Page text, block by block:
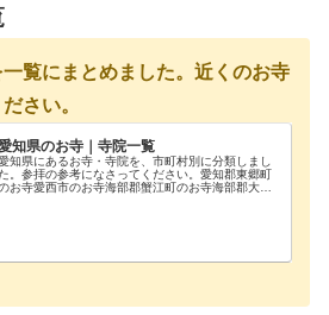
覧にまとめました。近くのお寺
さい。
知県のお寺｜寺院一覧
知県にあるお寺・寺院を、市町村別に分類しまし
。参拝の参考になさってください。愛知郡東郷町
お寺愛西市のお寺海部郡蟹江町のお寺海部郡大治